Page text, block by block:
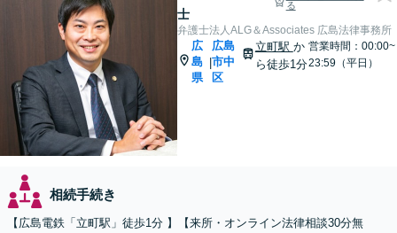
士
る
弁護士法人ALG＆Associates 広島法律事務所
広
島
県
|
広島
市中
区
立町駅 か
ら徒歩1分
営業時間：00:00~
23:59（平日）
相続手続き
【広島電鉄「立町駅」徒歩1分 】【来所・オンライン法律相談30分無